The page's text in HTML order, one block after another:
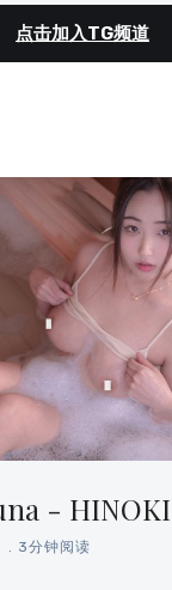
点击加入TG频道
- HINOKI
3分钟阅读